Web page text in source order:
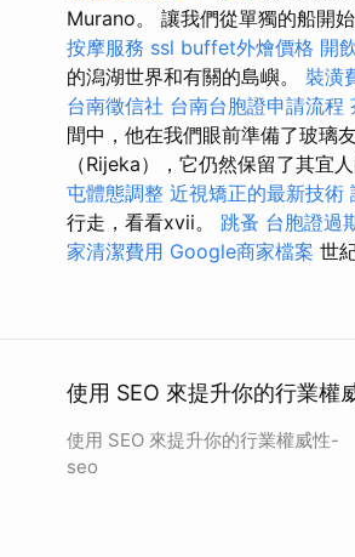
Murano。 讓我們從單獨的船開
按摩服務 ssl buffet外燴價格 開
的潟湖世界和有關的島嶼。 裝潢
台南徵信社 台南台胞證申請流程
間中，他在我們眼前準備了玻璃
（Rijeka），它仍然保留了其宜
屯體態調整 近視矯正的最新技術
行走，看看xvii。 跳蚤 台胞證過
家清潔費用 Google商家檔案 世
使用 SEO 來提升你的行業權
使用 SEO 來提升你的行業權威性-
seo